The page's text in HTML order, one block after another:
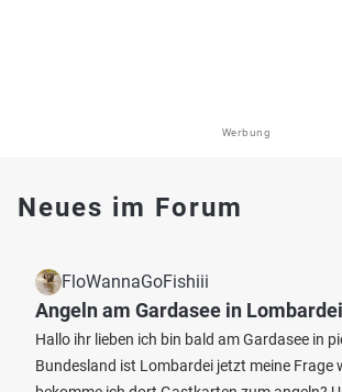
Werbung
Neues im Forum
FloWannaGoFishiii
Angeln am Gardasee in Lombardei
Hallo ihr lieben ich bin bald am Gardasee in
Bundesland ist Lombardei jetzt meine Frage